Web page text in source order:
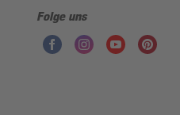
Folge uns